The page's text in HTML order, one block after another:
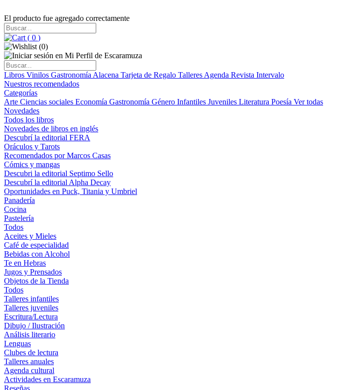
El producto fue agregado correctamente
( 0 )
(0)
Libros Vinilos Gastronomía Alacena Tarjeta de Regalo Talleres Agenda Revista Intervalo
Nuestros recomendados
Categorías
Arte Ciencias sociales Economía Gastronomía Género Infantiles Juveniles Literatura Poesía Ver todas
Novedades
Todos los libros
Novedades de libros en inglés
Descubrí la editorial FERA
Oráculos y Tarots
Recomendados por Marcos Casas
Cómics y mangas
Descubri la editorial Septimo Sello
Descubrí la editorial Alpha Decay
Oportunidades en Puck, Titania y Umbriel
Panadería
Cocina
Pastelería
Todos
Aceites y Mieles
Café de especialidad
Bebidas con Alcohol
Te en Hebras
Jugos y Prensados
Objetos de la Tienda
Todos
Talleres infantiles
Talleres juveniles
Escritura/Lectura
Dibujo / Ilustración
Análisis literario
Lenguas
Clubes de lectura
Talleres anuales
Agenda cultural
Actividades en Escaramuza
Reseñas